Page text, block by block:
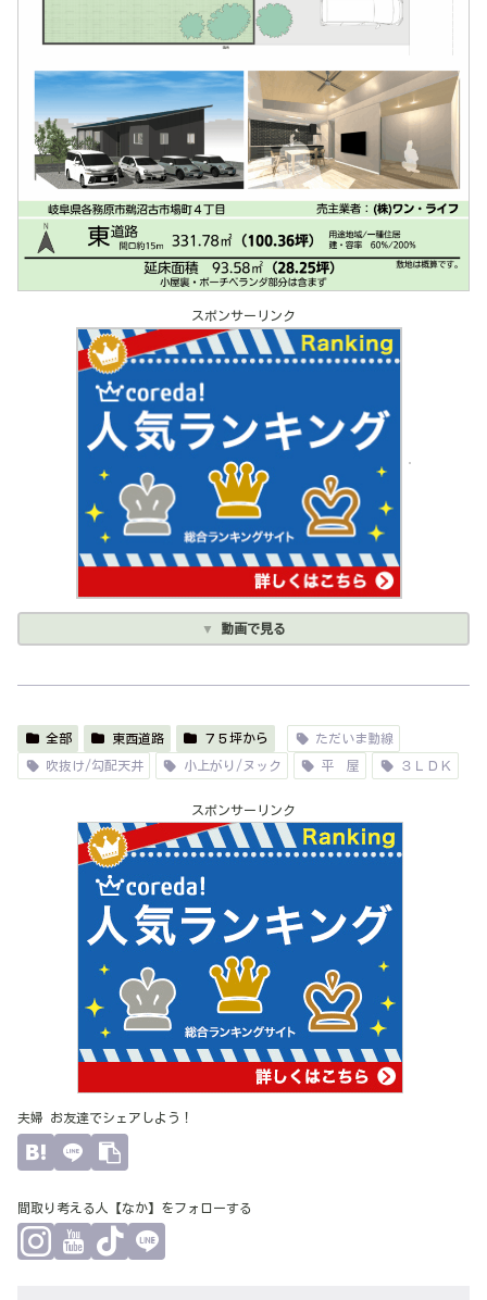
スポンサーリンク
動画で見る
全部 東西道路 ７５坪から ただいま動線
吹抜け/勾配天井 小上がり/ヌック 平 屋 ３ＬＤＫ
スポンサーリンク
夫婦 お友達でシェアしよう！
間取り考える人【なか】をフォローする